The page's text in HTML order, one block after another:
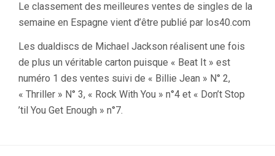
Le classement des meilleures ventes de singles de la
semaine en Espagne vient d’être publié par los40.com
Les dualdiscs de Michael Jackson réalisent une fois
de plus un véritable carton puisque « Beat It » est
numéro 1 des ventes suivi de « Billie Jean » N° 2,
« Thriller » N° 3, « Rock With You » n°4 et « Don’t Stop
’til You Get Enough » n°7.